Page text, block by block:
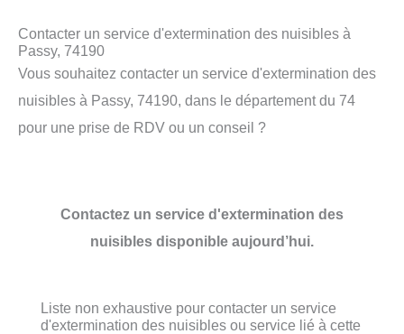
Contacter un service d'extermination des nuisibles à
Passy, 74190
Vous souhaitez contacter un service d'extermination des
nuisibles à Passy, 74190, dans le département du 74
pour une prise de RDV ou un conseil ?
Contactez un service d'extermination des
nuisibles disponible aujourd’hui.
Liste non exhaustive pour contacter un service
d'extermination des nuisibles ou service lié à cette